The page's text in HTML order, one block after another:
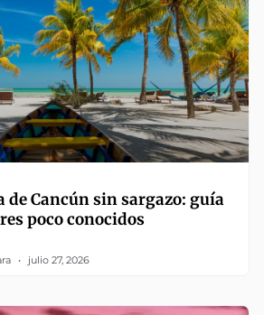
de Cancún sin sargazo: guía
poco conocidos
julio 27, 2026